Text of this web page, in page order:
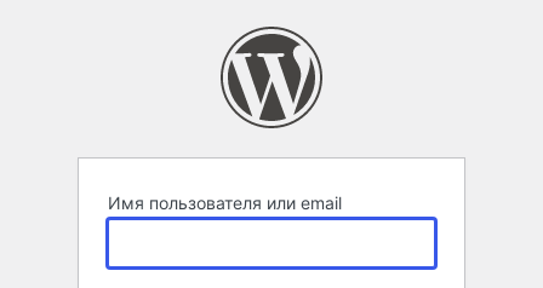
Имя пользователя или email